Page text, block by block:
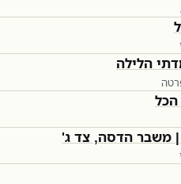
הכל
| משבר הדסה, צד ג'